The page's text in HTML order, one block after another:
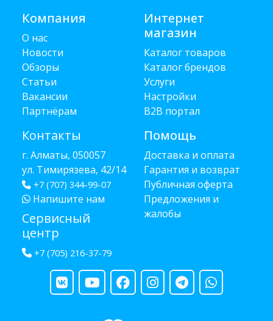
Компания
О нас
Новости
Обзоры
Статьи
Вакансии
Партнёрам
Контакты
г. Алматы, 050057
ул. Тимирязева, 42/14
+7 (707) 344-99-07
Напишите нам
Сервисный
центр
+7 (705) 216-37-79
Интернет
магазин
Каталог товаров
Каталог брендов
Услуги
Настройки
B2B портал
Помощь
Доставка и оплата
Гарантия и возврат
Публичная оферта
Предложения и
жалобы